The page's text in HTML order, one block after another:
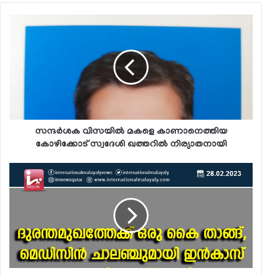
സന്ദര്‍ശക വിസയില്‍ മകളെ കാണാനെത്തിയ
കോഴിക്കോട് സ്വദേശി ഖത്തറില്‍ നിര്യാതനായി